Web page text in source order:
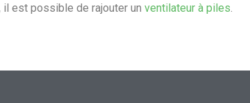
est possible de rajouter un ventilateur à piles.